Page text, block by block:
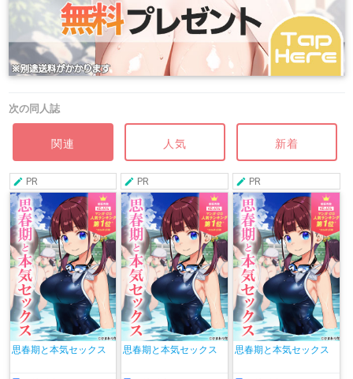
次の同人誌
関連 人気 新着
PR
思春期と本気セックス
PR
思春期と本気セックス
PR
思春期と本気セックス